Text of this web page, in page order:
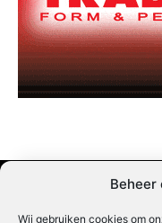
Beheer
Wij gebruiken cookies om